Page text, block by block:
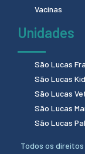
Vacinas
Unidades
São Lucas
São Lucas
São Lucas
São Lucas
São Lucas
Todos os